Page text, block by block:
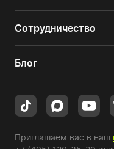
Сотрудничество
Блог
Приглашаем вас в наш